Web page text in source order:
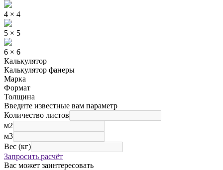
4 × 4
5 × 5
6 × 6
Калькулятор
Калькулятор фанеры
Марка
Формат
Толщина
Введите известные вам параметр
Количество листов
м2
м3
Вес (кг)
Запросить расчёт
Вас может заинтересовать